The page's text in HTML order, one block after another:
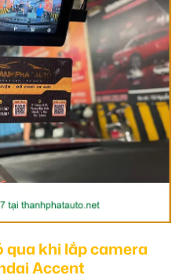
qua khi lắp camera
Accent